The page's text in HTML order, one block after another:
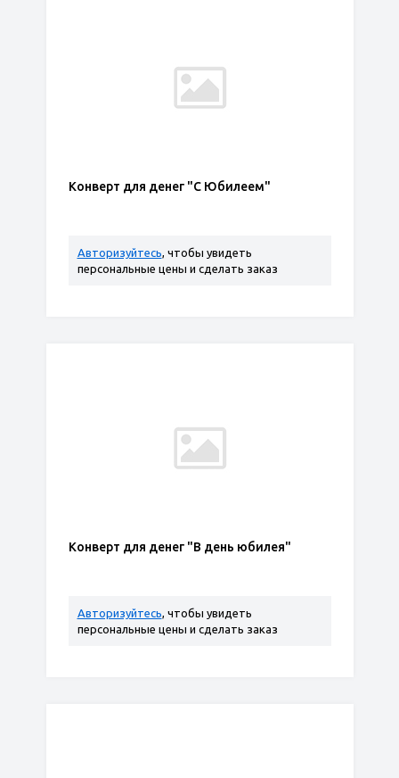
Конверт для денег "С Юбилеем"
Авторизуйтесь, чтобы увидеть
персональные цены и сделать заказ
Конверт для денег "В день юбилея"
Авторизуйтесь, чтобы увидеть
персональные цены и сделать заказ